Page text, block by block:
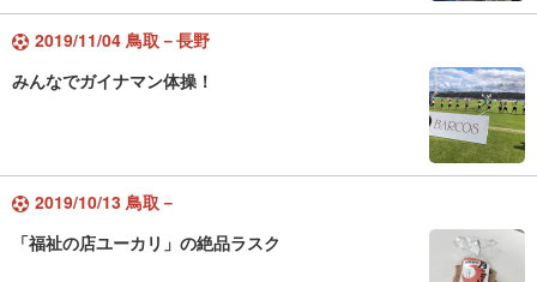
2019/11/04 鳥取－長野
みんなでガイナマン体操！
2019/10/13 鳥取－
「福祉の店ユーカリ」の絶品ラスク